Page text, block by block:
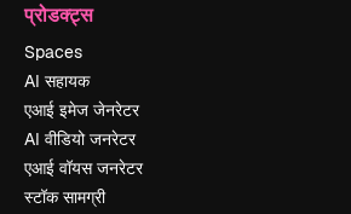
प्रोडक्ट्स
Spaces
AI सहायक
एआई इमेज जेनरेटर
AI वीडियो जनरेटर
एआई वॉयस जनरेटर
स्टॉक सामग्री